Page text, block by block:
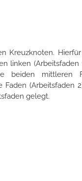
Kreuzknoten.
linken (Arbeitsfaden
beiden mittleren
Faden (Arbeitsfaden
gelegt.